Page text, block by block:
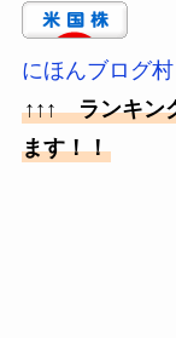
にほんブログ村
↑↑↑ ランキン
ます！！